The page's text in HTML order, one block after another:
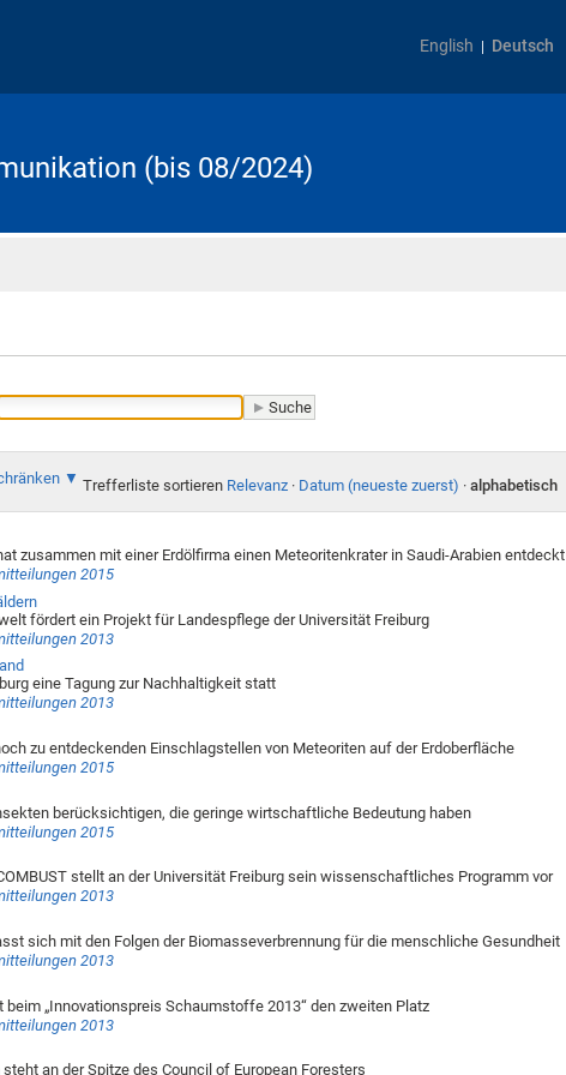
English Deutsch
(bis 08/2024)
Trefferliste sortieren Relevanz · Datum (neueste zuerst) · alphabetisch
zusammen mit einer Erdölfirma einen Meteoritenkrater in Saudi-Arabien entdeckt
2015
fördert ein Projekt für Landespflege der Universität Freiburg
2013
eine Tagung zur Nachhaltigkeit statt
2013
zu entdeckenden Einschlagstellen von Meteoriten auf der Erdoberfläche
2015
berücksichtigen, die geringe wirtschaftliche Bedeutung haben
2015
stellt an der Universität Freiburg sein wissenschaftliches Programm vor
2013
sich mit den Folgen der Biomasseverbrennung für die menschliche Gesundheit
2013
„Innovationspreis Schaumstoffe 2013“ den zweiten Platz
2013
an der Spitze des Council of European Foresters